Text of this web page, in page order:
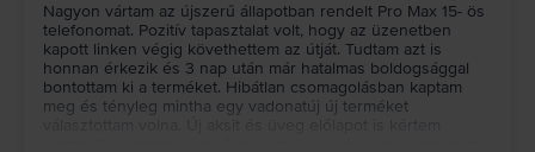
Nagyon vártam az újszerű állapotban rendelt Pro Max 15- ös
telefonomat. Pozitív tapasztalat volt, hogy az üzenetben
kapott linken végig követhettem az útját. Tudtam azt is
honnan érkezik és 3 nap után már hatalmas boldogsággal
bontottam ki a terméket. Hibátlan csomagolásban kaptam
meg és tényleg mintha egy vadonatúj új terméket